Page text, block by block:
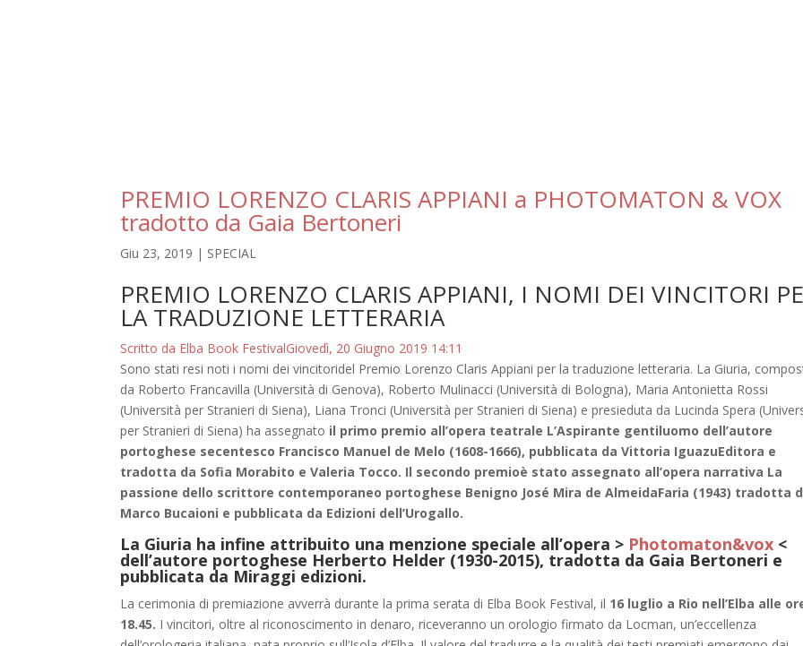
PREMIO LORENZO CLARIS APPIANI a PHOTOMATON & VOX
tradotto da Gaia Bertoneri
Giu 23, 2019 | SPECIAL
PREMIO LORENZO CLARIS APPIANI, I NOMI DEI VINCITORI
LA TRADUZIONE LETTERARIA
Scritto da Elba Book FestivalGiovedì, 20 Giugno 2019 14:11
Sono stati resi noti i nomi dei vincitoridel Premio Lorenzo Claris Appiani per la traduzione letteraria. La Giuria,
da Roberto Francavilla (Università di Genova), Roberto Mulinacci (Università di Bologna), Maria Antonietta Rossi
(Università per Stranieri di Siena), Liana Tronci (Università per Stranieri di Siena) e presieduta da Lucinda Spera
per Stranieri di Siena) ha assegnato il primo premio all’opera teatrale L’Aspirante gentiluomo dell’autore
portoghese secentesco Francisco Manuel de Melo (1608-1666), pubblicata da Vittoria IguazuEditora e
tradotta da Sofia Morabito e Valeria Tocco. Il secondo premioè stato assegnato all’opera narrativa La
passione dello scrittore contemporaneo portoghese Benigno José Mira de AlmeidaFaria (1943) tradotta
Marco Bucaioni e pubblicata da Edizioni dell’Urogallo.
La Giuria ha infine attribuito una menzione speciale all’opera > Photomaton&vox <
dell’autore portoghese Herberto Helder (1930-2015), tradotta da Gaia Bertoneri e
pubblicata da Miraggi edizioni.
La cerimonia di premiazione avverrà durante la prima serata di Elba Book Festival, il 16 luglio a Rio nell’Elba alle
18.45. I vincitori, oltre al riconoscimento in denaro, riceveranno un orologio firmato da Locman, un’eccellenza